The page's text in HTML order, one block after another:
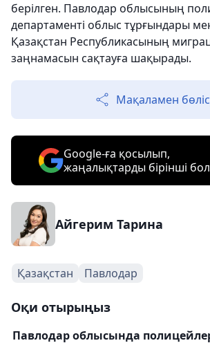
берілген. Павлодар облысының
департаменті облыс тұрғындары
Қазақстан Республикасының
заңнамасын сақтауға шақырады.
Мақаламен
Google-ға қосылып,
жаңалықтарды бірінші
Айгерим Тарина
Қазақстан Павлодар
Оқи отырыңыз
Павлодар облысында